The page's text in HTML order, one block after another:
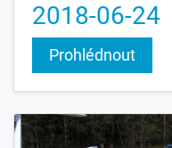
2018-06-24
Prohlédnout